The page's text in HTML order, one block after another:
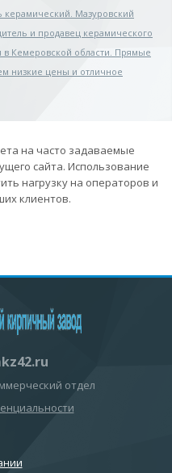
Мазуровский
и продавец керамического
в Кемеровской области. Прямые
низкие цены и отличное
на часто задаваемые
сайта. Использование
нагрузку на операторов и
клиентов.
отдел